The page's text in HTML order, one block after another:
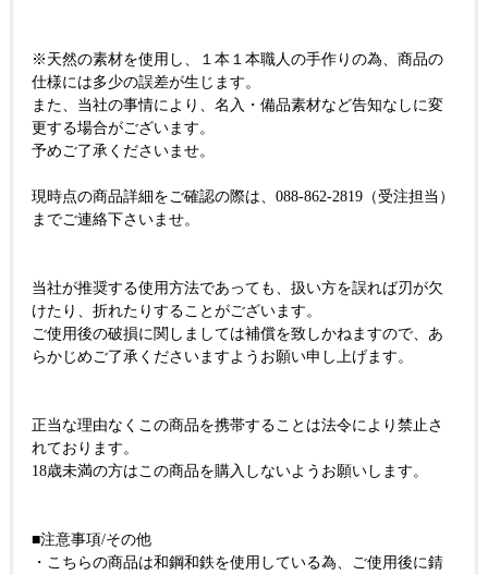
※天然の素材を使用し、１本１本職人の手作りの為、商品の
仕様には多少の誤差が生じます。
また、当社の事情により、名入・備品素材など告知なしに変
更する場合がございます。
予めご了承くださいませ。
現時点の商品詳細をご確認の際は、088-862-2819（受注担当）
までご連絡下さいませ。
当社が推奨する使用方法であっても、扱い方を誤れば刃が欠
けたり、折れたりすることがございます。
ご使用後の破損に関しましては補償を致しかねますので、あ
らかじめご了承くださいますようお願い申し上げます。
正当な理由なくこの商品を携帯することは法令により禁止さ
れております。
18歳未満の方はこの商品を購入しないようお願いします。
■注意事項/その他
・こちらの商品は和鋼和鉄を使用している為、ご使用後に錆